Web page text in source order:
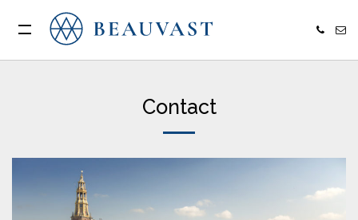
Contact